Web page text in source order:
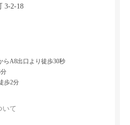
3-2-18
らA8出口より徒歩30秒
歩2分
いて